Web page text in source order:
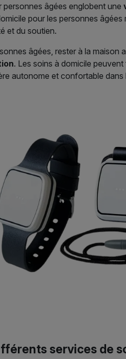
personnes âgées englobent une
pour les personnes
et du soutien.
âgées, rester à la
. Les soins à domicile
autonome et confortable dans
services de